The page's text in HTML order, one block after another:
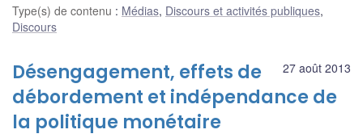
Type(s) de contenu : Médias, Discours et activités publiques,
Discours
27 août 2013
Désengagement, effets de
débordement et indépendance de
la politique monétaire